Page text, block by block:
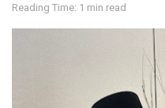
Reading Time: 1 min read